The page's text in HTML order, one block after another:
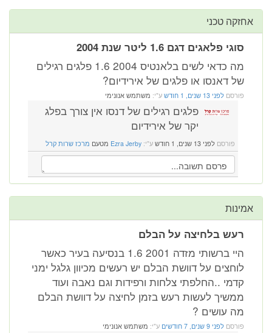
אחזקה טכני
סוגי פלאגים דגם 1.6 ליטר שנת 2004
מה כדאי לשים בלאנטיס 2004 1.6 פלגים רגילים
של דאנסו או פלגים של אירידיום?
פורסם לפני 13 שנים, 1 חודש ע"י: משתמש אנונימי
פלגים רגילים של דנסו אין צורך בפלג
יקר של אירידיום
פורסם לפני 13 שנים, 1 חודש ע"י: Ezra Jerby מטעם מרכז שרות קרל
אמינות
רעש בלחיצה על הבלם
היי ברשותי מזדה 2001 1.6 בנסיעה בעיר כאשר
לוחצים על דוושת הבלם יש רעשים מכיוון גלגל ימני
קדמי ..החלפתי צלחות ורפידות וגם נאבה ועוד
ממשיך לעשות רעש בזמן לחיצה על דוושת הבלם
מה עושים ?
פורסם לפני 9 שנים, 7 חודשים ע"י: משתמש אנונימי